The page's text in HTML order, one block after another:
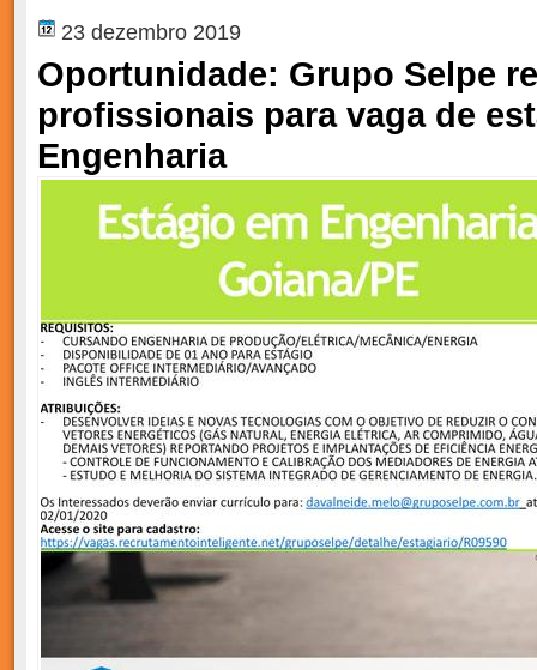
23 dezembro 2019
Oportunidade: Grupo Selpe
profissionais para vaga de
Engenharia